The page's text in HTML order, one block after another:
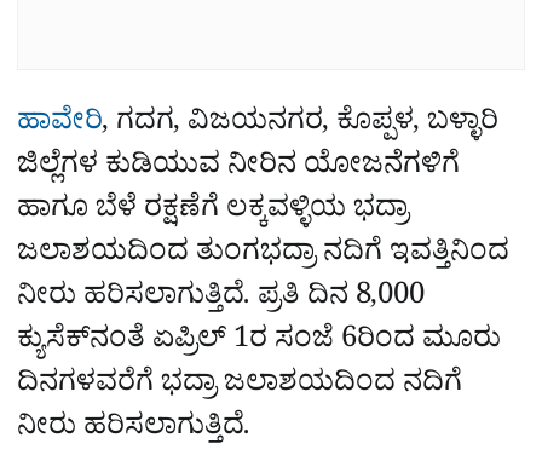
ಹಾವೇರಿ, ಗದಗ, ವಿಜಯನಗರ, ಕೊಪ್ಪಳ, ಬಳ್ಳಾರಿ
ಜಿಲ್ಲೆಗಳ ಕುಡಿಯುವ ನೀರಿನ ಯೋಜನೆಗಳಿಗೆ
ಹಾಗೂ ಬೆಳೆ ರಕ್ಷಣೆಗೆ ಲಕ್ಕವಳ್ಳಿಯ ಭದ್ರಾ
ಜಲಾಶಯದಿಂದ ತುಂಗಭದ್ರಾ ನದಿಗೆ ಇವತ್ತಿನಿಂದ
ನೀರು ಹರಿಸಲಾಗುತ್ತಿದೆ. ಪ್ರತಿ ದಿನ 8,000
ಕ್ಯುಸೆಕ್‌ನಂತೆ ಏಪ್ರಿಲ್ 1ರ ಸಂಜೆ 6ರಿಂದ ಮೂರು
ದಿನಗಳವರೆಗೆ ಭದ್ರಾ ಜಲಾಶಯದಿಂದ ನದಿಗೆ
ನೀರು ಹರಿಸಲಾಗುತ್ತಿದೆ.